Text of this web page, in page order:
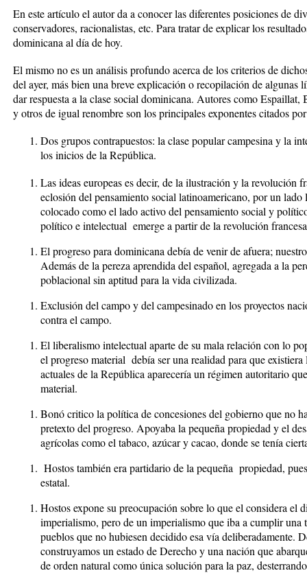
En este artículo el autor da a conocer las diferentes posiciones de
conservadores, racionalistas, etc. Para tratar de explicar los
dominicana al día de hoy.
El mismo no es un análisis profundo acerca de los criterios de
del ayer, más bien una breve explicación o recopilación de algunas
dar respuesta a la clase social dominicana. Autores como
y otros de igual renombre son los principales exponentes citados
Dos grupos contrapuestos: la clase popular campesina y la
los inicios de la República.
Las ideas europeas es decir, de la ilustración y la revolución
eclosión del pensamiento social latinoamericano, por un
colocado como el lado activo del pensamiento social y
político e intelectual emerge a partir de la revolución
El progreso para dominicana debía de venir de afuera;
Además de la pereza aprendida del español, agregada a la
poblacional sin aptitud para la vida civilizada.
Exclusión del campo y del campesinado en los proyectos
contra el campo.
El liberalismo intelectual aparte de su mala relación con lo
el progreso material debía ser una realidad para que
actuales de la República aparecería un régimen autoritario
material.
Bonó critico la política de concesiones del gobierno que no
pretexto del progreso. Apoyaba la pequeña propiedad y el
agrícolas como el tabaco, azúcar y cacao, donde se tenía
Hostos también era partidario de la pequeña propiedad,
estatal.
Hostos expone su preocupación sobre lo que el considera el
imperialismo, pero de un imperialismo que iba a cumplir una
pueblos que no hubiesen decidido esa vía deliberadamente.
construyamos un estado de Derecho y una nación que
de orden natural como única solución para la paz,